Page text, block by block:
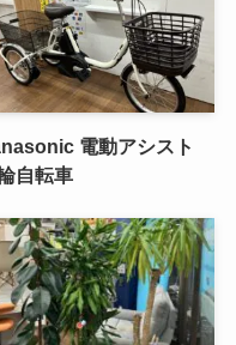
電動アシスト
自転車